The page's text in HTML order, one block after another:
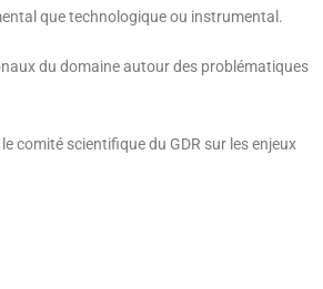
que technologique ou instrumental.
du domaine autour des problématiques
comité scientifique du GDR sur les enjeux